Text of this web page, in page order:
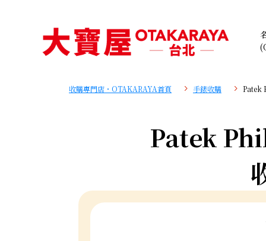
收購專門店・OTAKARAYA首頁 手錶收購 Patek
Patek